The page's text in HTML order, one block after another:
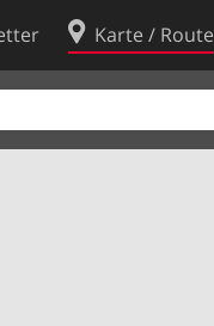
Karte / Route